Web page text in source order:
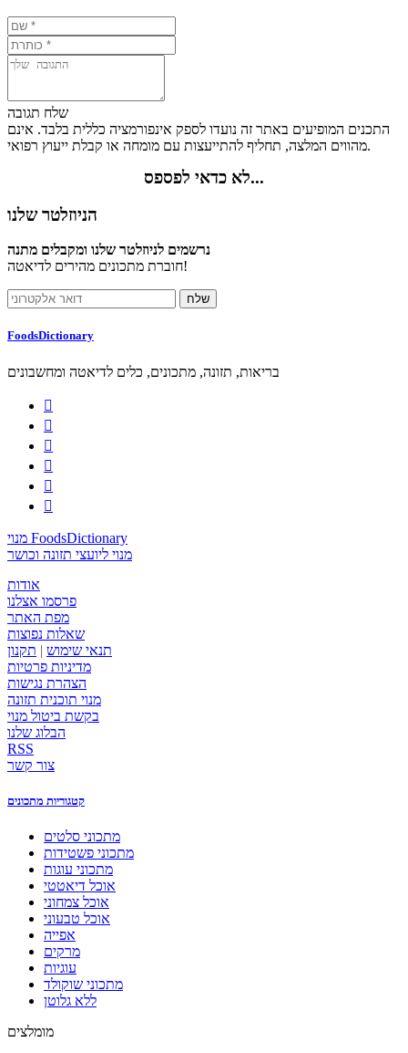
שלח תגובה
התכנים המופיעים באתר זה נועדו לספק אינפורמציה כללית בלבד. אינם
מהווים המלצה, תחליף להתייעצות עם מומחה או קבלת ייעוץ רפואי.
לא כדאי לפספס...
הניוזלטר שלנו
נרשמים לניוזלטר שלנו ומקבלים מתנה
חוברת מתכונים מהירים לדיאטה!
FoodsDictionary
בריאות, תזונה, מתכונים, כלים לדיאטה ומחשבונים






מנוי FoodsDictionary
מנוי ליועצי תזונה וכושר
אודות
פרסמו אצלנו
מפת האתר
שאלות נפוצות
תנאי שימוש | תקנון
מדיניות פרטיות
הצהרת נגישות
מנוי תוכנית תזונה
בקשת ביטול מנוי
הבלוג שלנו
RSS
צור קשר
קטגוריות מתכונים
מתכוני סלטים
מתכוני פשטידות
מתכוני עוגות
אוכל דיאטטי
אוכל צמחוני
אוכל טבעוני
אפייה
מרקים
עוגיות
מתכוני שוקולד
ללא גלוטן
מומלצים